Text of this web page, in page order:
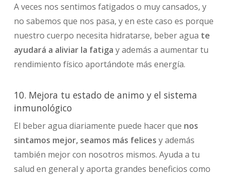
A veces nos sentimos fatigados o muy cansados, y
no sabemos que nos pasa, y en este caso es porque
nuestro cuerpo necesita hidratarse, beber agua te
ayudará a aliviar la fatiga y además a aumentar tu
rendimiento físico aportándote más energía.
10. Mejora tu estado de animo y el sistema
inmunológico
El beber agua diariamente puede hacer que nos
sintamos mejor, seamos más felices y además
también mejor con nosotros mismos. Ayuda a tu
salud en general y aporta grandes beneficios como